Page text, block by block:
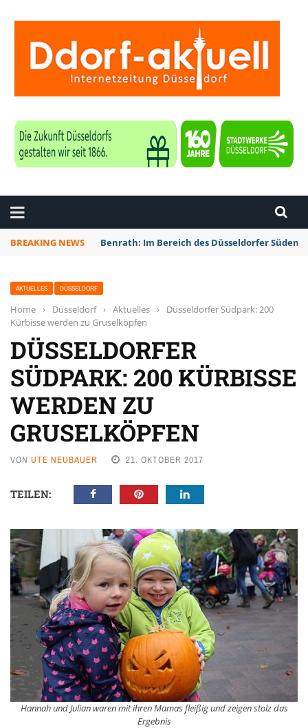
BREAKING NEWS Benrath: Im Bereich des Düsseldorfer
AKTUELLES DÜSSELDORF
Home › Düsseldorf › Aktuelles ›
Düsseldorfer Südpark: 200
Kürbisse werden zu Gruselköpfen
DÜSSELDORFER
SÜDPARK: 200 KÜRBISSE
WERDEN ZU
GRUSELKÖPFEN
VON UTE NEUBAUER 21. OKTOBER 2017
TEILEN:
Hannah und Julian waren mit ihren Mamas fleißig und zeigen stolz das
Ergebnis